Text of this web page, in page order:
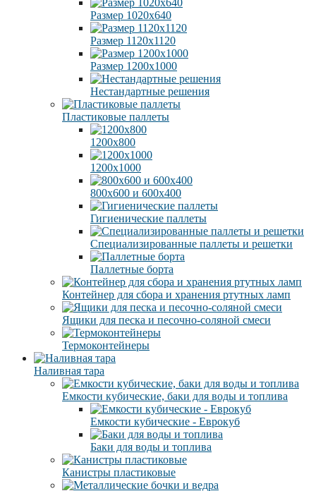
Размер 1020х640
Размер 1120х1120
Размер 1200х1000
Нестандартные решения
Пластиковые паллеты
1200х800
1200х1000
800х600 и 600х400
Гигиенические паллеты
Специализированные паллеты и решетки
Паллетные борта
Контейнер для сбора и хранения ртутных ламп
Ящики для песка и песочно-соляной смеси
Термоконтейнеры
Наливная тара
Емкости кубические, баки для воды и топлива
Емкости кубические - Еврокуб
Баки для воды и топлива
Канистры пластиковые